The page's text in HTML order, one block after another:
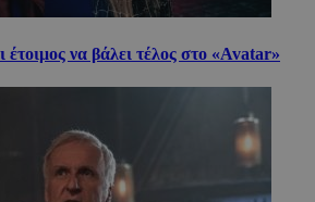
να βάλει τέλος στο «Avatar»